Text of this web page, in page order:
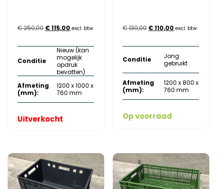
€250,00 Oorspronkelijke
was:
€ 250,00.
€115,00 Huidige
is:
€ 115,00.
excl. btw
Conditie
Nieuw (kan
mogelijk
opdruk
bevatten)
Afmeting
(mm):
1200 x 1000 x
760 mm
Uitverkocht
€130,00 Oorspronkelijke
was:
€ 130,00.
€110,00 Huidige
is:
€ 110,00.
excl. btw
Conditie
Jong
gebruikt
Afmeting
(mm):
1200 x 800 x
760 mm
Op voorraad